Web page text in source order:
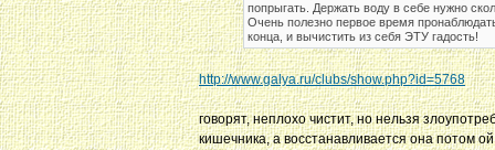
попрыгать. Держать воду в себе нужно
Очень полезно первое время
конца, и вычистить из себя ЭТУ гадость!
http://www.galya.ru/clubs/show.php?id=5768
говорят, неплохо чистит, но нельзя
кишечника, а восстанавливается она потом